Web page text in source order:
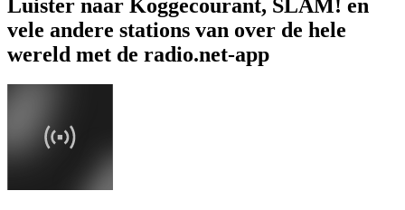
Luister naar Koggecourant, SLAM! en
vele andere stations van over de hele
wereld met de radio.net-app